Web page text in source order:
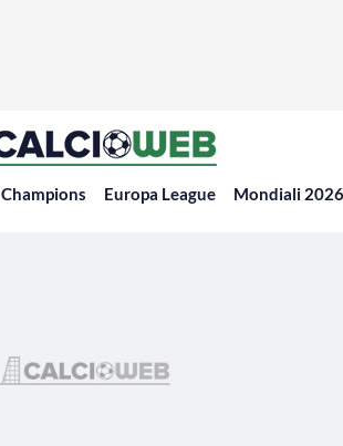
Champions Europa League Mondiali 2026